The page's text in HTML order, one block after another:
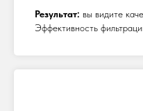
Результат: вы видите
Эффективность